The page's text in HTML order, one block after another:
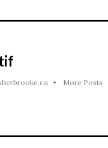
• More Posts